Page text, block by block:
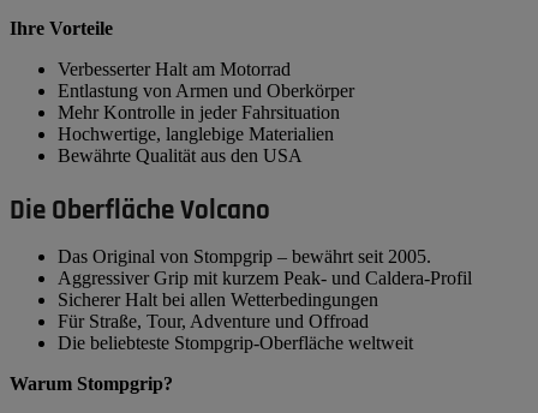
Ihre Vorteile
Verbesserter Halt am Motorrad
Entlastung von Armen und Oberkörper
Mehr Kontrolle in jeder Fahrsituation
Hochwertige, langlebige Materialien
Bewährte Qualität aus den USA
Die Oberfläche Volcano
Das Original von Stompgrip – bewährt seit 2005.
Aggressiver Grip mit kurzem Peak- und Caldera-Profil
Sicherer Halt bei allen Wetterbedingungen
Für Straße, Tour, Adventure und Offroad
Die beliebteste Stompgrip-Oberfläche weltweit
Warum Stompgrip?